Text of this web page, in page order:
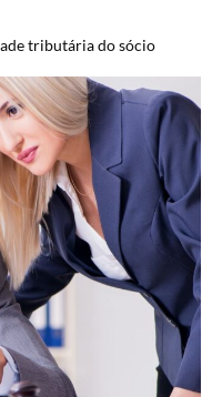
tributária do sócio